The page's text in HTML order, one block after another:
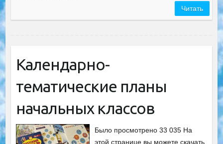
Читать
Календарно-
тематические планы
начальных классов
Было просмотрено 33 035 На
этой странице вы можете скачать